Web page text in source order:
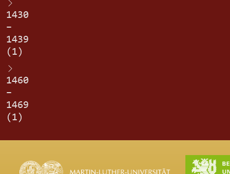
1430
–
1439
(1)
1460
–
1469
(1)